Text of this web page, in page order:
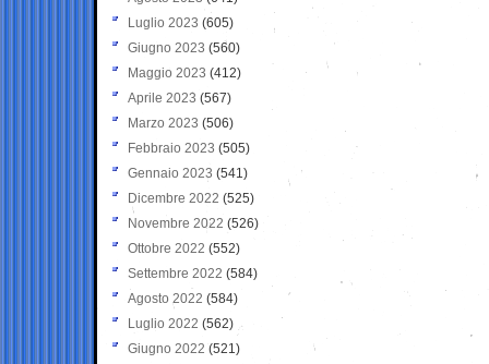
Luglio 2023 (605)
Giugno 2023 (560)
Maggio 2023 (412)
Aprile 2023 (567)
Marzo 2023 (506)
Febbraio 2023 (505)
Gennaio 2023 (541)
Dicembre 2022 (525)
Novembre 2022 (526)
Ottobre 2022 (552)
Settembre 2022 (584)
Agosto 2022 (584)
Luglio 2022 (562)
Giugno 2022 (521)